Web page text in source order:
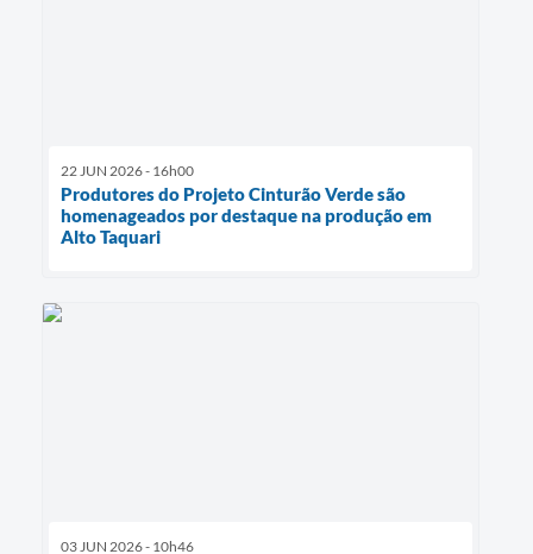
22 JUN 2026 - 16h00
Produtores do Projeto Cinturão Verde são
homenageados por destaque na produção em
Alto Taquari
03 JUN 2026 - 10h46